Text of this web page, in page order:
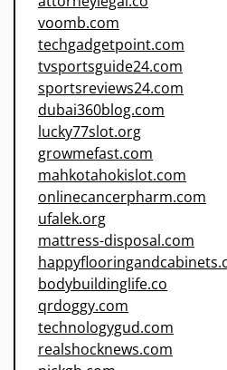
voomb.com
techgadgetpoint.com
tvsportsguide24.com
sportsreviews24.com
dubai360blog.com
lucky77slot.org
growmefast.com
mahkotahokislot.com
onlinecancerpharm.com
ufalek.org
mattress-disposal.com
bodybuildinglife.co
qrdoggy.com
technologygud.com
realshocknews.com